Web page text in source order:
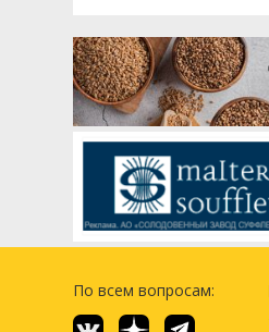
По всем вопросам: